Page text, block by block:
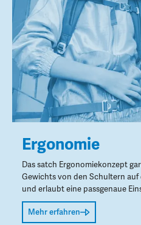
Ergonomie
Das satch Ergonomiekonzept
Gewichts von den Schultern
und erlaubt eine passgenaue
Mehr erfahren